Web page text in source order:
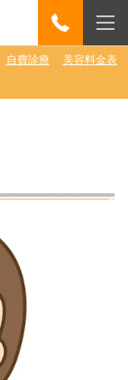
自費診療
美容料金表